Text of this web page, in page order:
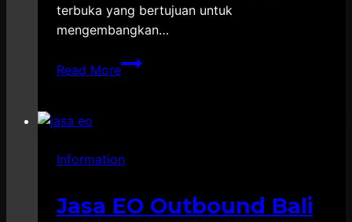
terbuka yang bertujuan untuk
mengembangkan…
Read More
Jasa
EO
Information
Jasa EO Outbound Bali